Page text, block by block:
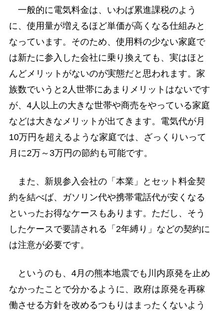
一般的に電気料金は、いわば累進課税のよう
に、使用量が増えるほど単価が高くなる仕組みと
なっています。そのため、使用料の少ない家庭で
は新たに参入した会社に乗り換えても、実はほと
んどメリットがないのが実態だと思われます。家
族数でいうと2人世帯にあまりメリットはないです
が、4人以上の大きな世帯や商売をやっている家庭
などは大きなメリットが出てきます。電気代が月
10万円を超えるような家庭では、ざっくりいって
月に2万～3万円の節約も可能です。
また、新規参入会社の「本業」とセット料金契
約を結べば、ガソリン代や携帯電話代が安くなる
といったお得なケースもあります。ただし、そう
したケースで要請される「2年縛り」などの契約に
は注意が必要です。
というのも、4月の熊本地震でも川内原発を止め
なかったことで分かるように、政府は原発を再稼
働させる方針を改めるつもりはまったくないよう